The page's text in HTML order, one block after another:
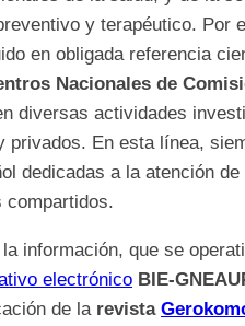
y terapéutico. Por
en obligada referencia
Nacionales de
actividades
En esta línea,
dedicadas a la atención
compartidos.
información, que se
electrónico BIE-
de la revista